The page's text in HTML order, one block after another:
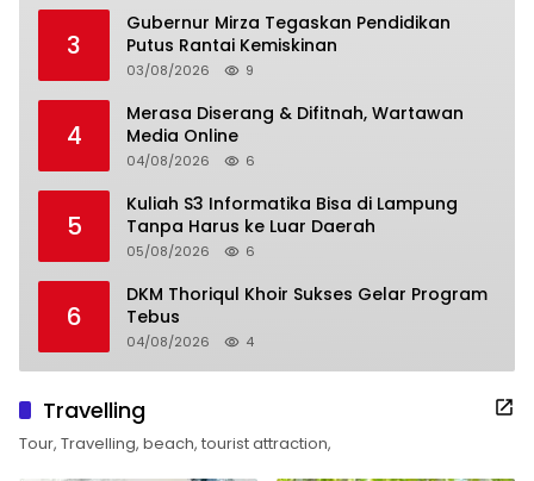
3
Gubernur Mirza Tegaskan Pendidikan
Putus Rantai Kemiskinan
03/08/2026 9
4
Merasa Diserang & Difitnah, Wartawan
Media Online
04/08/2026 6
5
Kuliah S3 Informatika Bisa di Lampung
Tanpa Harus ke Luar Daerah
05/08/2026 6
6
DKM Thoriqul Khoir Sukses Gelar Program
Tebus
04/08/2026 4
Travelling
Tour, Travelling, beach, tourist attraction,